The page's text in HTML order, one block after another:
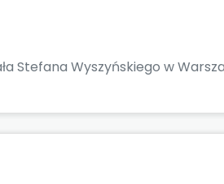
Stefana Wyszyńskiego w